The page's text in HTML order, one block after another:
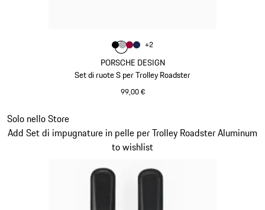
PORSCHE DESIGN
Set di ruote S per Trolley Roadster
99,00 €
Colore
ColoreNero
Colore Argento
Colore
Colore
+2
Solo nello Store
Add Set di impugnature in pelle per Trolley Roadster Aluminum
to wishlist
Diapositiva 20 di 20